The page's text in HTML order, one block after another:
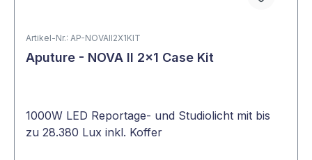
Artikel-Nr.: AP-NOVAII2X1KIT
Aputure - NOVA II 2x1 Case Kit
1000W LED Reportage- und Studiolicht mit bis
zu 28.380 Lux inkl. Koffer